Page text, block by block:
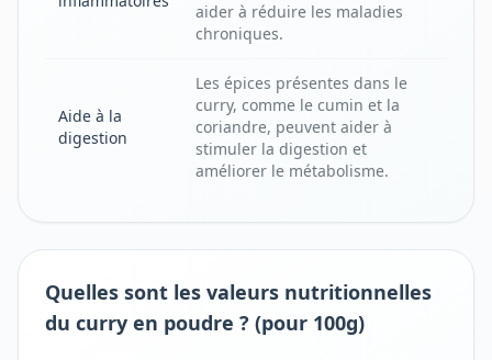
aider à réduire les maladies
chroniques.
Aide à la
digestion
Les épices présentes dans le
curry, comme le cumin et la
coriandre, peuvent aider à
stimuler la digestion et
améliorer le métabolisme.
Quelles sont les valeurs nutritionnelles
du curry en poudre ? (pour 100g)